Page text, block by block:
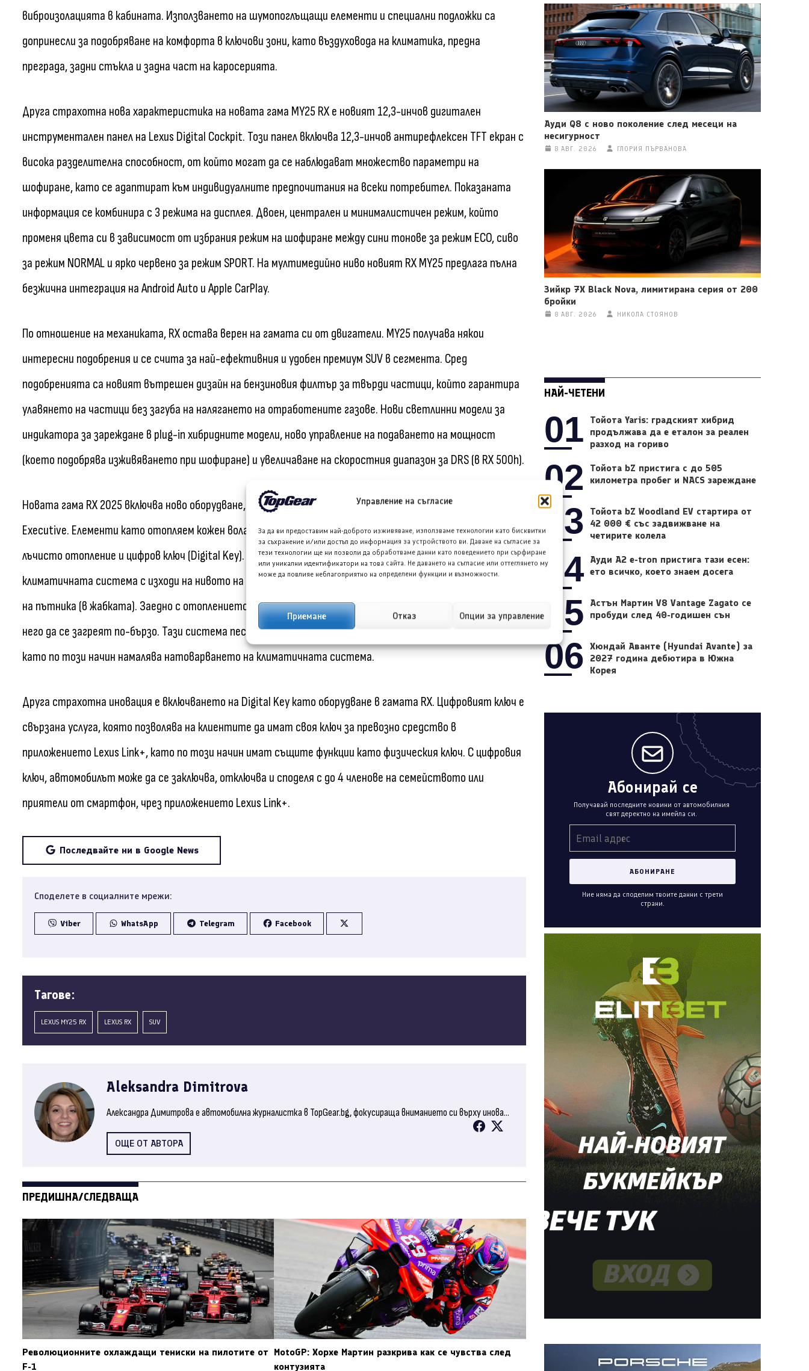
Управление на съгласие
За да ви предоставим най-доброто изживяване, използваме технологии като бисквитки
за съхранение и/или достъп до информация за устройството ви. Даване на съгласие за
тези технологии ще ни позволи да обработваме данни като поведението при сърфиране
или уникални идентификатори на това сайта. Не даването на съгласие или оттеглянето му
може да повлияе неблагоприятно на определени функции и възможности.
Приемане Отказ Опции за управление
виброизолацията в кабината. Използването на шумопоглъщащи елементи и специални подложки са
допринесли за подобряване на комфорта в ключови зони, като въздуховода на климатика, предна
преграда, задни стъкла и задна част на каросерията.
Друга страхотна нова характеристика на новата гама MY25 RX е новият 12,3-инчов дигитален
инструментален панел на Lexus Digital Cockpit. Този панел включва 12,3-инчов антирефлексен TFT екран с
висока разделителна способност, от който могат да се наблюдават множество параметри на
шофиране, като се адаптират към индивидуалните предпочитания на всеки потребител. Показаната
информация се комбинира с 3 режима на дисплея. Двоен, централен и минималистичен режим, който
променя цвета си в зависимост от избрания режим на шофиране между сини тонове за режим ECO, сиво
за режим NORMAL и ярко червено за режим SPORT. На мултимедийно ниво новият RX MY25 предлага пълна
безжична интеграция на Android Auto и Apple CarPlay.
По отношение на механиката, RX остава верен на гамата си от двигатели. MY25 получава някои
интересни подобрения и се счита за най-ефективния и удобен премиум SUV в сегмента. Сред
подобренията са новият вътрешен дизайн на бензиновия филтър за твърди частици, който гарантира
улавянето на частици без загуба на налягането на отработените газове. Нови светлинни модели за
индикатора за зареждане в plug-in хибридните модели, ново управление на подаването на мощност
(което подобрява изживяването при шофиране) и увеличаване на скоростния диапазон за DRS (в RX 500h).
Новата гама RX 2025 включва ново оборудване, в допълнение към изключителното оборудване на
Executive. Елементи като отопляем кожен волан, отопляеми и вентилирани задни седалки, система за
лъчисто отопление и цифров ключ (Digital Key). Новата лъчиста отоплителна система е интегрирана в
климатичната система с изходи на нивото на коленете на водача (под кормилната колона) и коленете
на пътника (в жабката). Заедно с отоплението на седалката и волана позволява на водача и пътника до
него да се загреят по-бързо. Тази система пести енергия, тъй като загрява само необходимите зони,
като по този начин намалява натоварването на климатичната система.
Друга страхотна иновация е включването на Digital Key като оборудване в гамата RX. Цифровият ключ е
свързана услуга, която позволява на клиентите да имат своя ключ за превозно средство в
приложението Lexus Link+, като по този начин имат същите функции като физическия ключ. С цифровия
ключ, автомобилът може да се заключва, отключва и споделя с до 4 членове на семейството или
приятели от смартфон, чрез приложението Lexus Link+.
Последвайте ни в Google News
Споделете в социалните мрежи:
Viber WhatsApp Telegram Facebook
Tагове:
LEXUS MY25 RX LEXUS RX SUV
Aleksandra Dimitrova
Александра Димитрова е автомобилна журналистка в TopGear.bg, фокусираща вниманието си върху инова...
ОЩЕ ОТ АВТОРА
ПРЕДИШНА/СЛЕДВАЩА
Революционните охлаждащи тениски на пилотите от
F-1
MotoGP: Хорхе Мартин разкрива как се чувства след
контузията
Ауди Q8 с ново поколение след месеци на
несигурност
8 АВГ. 2026 ГЛОРИЯ ПЪРВАНОВА
Зийкр 7X Black Nova, лимитирана серия от 200
бройки
8 АВГ. 2026 НИКОЛА СТОЯНОВ
НАЙ-ЧЕТЕНИ
01
Тойота Yaris: градският хибрид
продължава да е еталон за реален
разход на гориво
02
Тойота bZ пристига с до 505
километра пробег и NACS зареждане
03
Тойота bZ Woodland EV стартира от
42 000 € със задвижване на
четирите колела
04 Ауди A2 e-tron пристига тази есен:
ето всичко, което знаем досега
05
Астън Мартин V8 Vantage Zagato се
пробуди след 40-годишен сън
06 Хюндай Аванте (Hyundai Avante) за
2027 година дебютира в Южна
Корея
Абонирай се
Получавай последните новини от автомобилния
свят деректно на имейла си.
Ние няма да споделим твоите данни с трети
страни.